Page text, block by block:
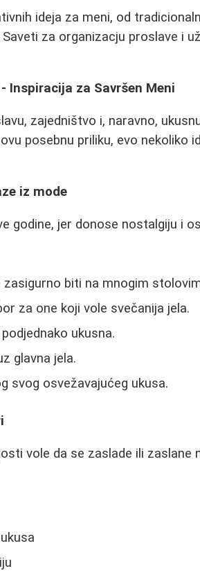
ideja za meni, od
za organizacju proslave i
Inspiracija za Savršen Meni
zajedništvo i, naravno,
posebnu priliku, evo nekoliko
iz mode
godine, jer donose nostalgiju i
biti na mnogim
za one koji vole svečanija jela.
ukusna.
glavna jela.
svog osvežavajućeg ukusa.
vole da se zaslade ili zaslane